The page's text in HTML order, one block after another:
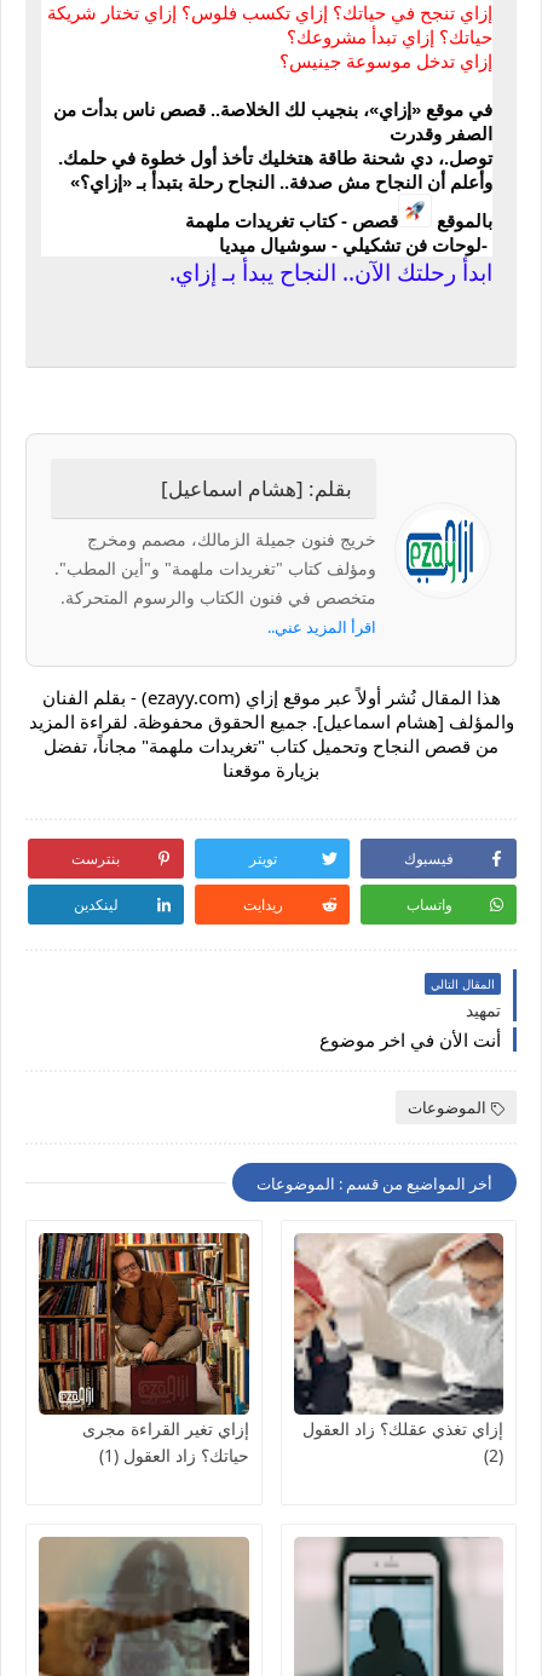
حياتك؟ إزاي تبدأ مشروعك؟
إزاي تدخل موسوعة جينيس؟
في موقع «إزاي»، بنجيب لك الخلاصة.. قصص ناس بدأت
الصفر وقدرت
توصل.، دي شحنة طاقة هتخليك تأخذ أول خطوة في حلمك.
وأعلم أن النجاح مش صدفة.. النجاح رحلة بتبدأ بـ «إزاي؟»
بالموقع
قصص - كتاب تغريدات ملهمة
- لوحات فن تشكيلي - سوشيال ميديا
ابدأ رحلتك الآن.. النجاح يبدأ بـ إزاي.
بقلم: [هشام اسماعيل]
خريج فنون جميلة الزمالك، مصمم ومخرج
ومؤلف كتاب "تغريدات ملهمة" و"أين المطب".
متخصص في فنون الكتاب والرسوم المتحركة.
اقرأ المزيد عني..
هذا المقال نُشر أولاً عبر موقع إزاي (ezayy.com) - بقلم الفنان
والمؤلف [هشام اسماعيل]. جميع الحقوق محفوظة. لقراءة المزيد
من قصص النجاح وتحميل كتاب "تغريدات ملهمة" مجاناً، تفضل
بزيارة موقعنا
فيسبوك تويتر بنترست
واتساب ريدايت لينكدين
المقال التالي
تمهيد
أنت الأن في اخر موضوع
الموضوعات
أخر المواضيع من قسم : الموضوعات
إزاي تغذي عقلك؟ زاد العقول
(2)
إزاي تغير القراءة مجرى
حياتك؟ زاد العقول (1)